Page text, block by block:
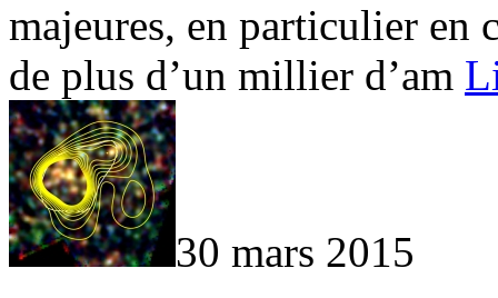
majeures, en particulier en
de plus d’un millier d’am
30 mars 2015